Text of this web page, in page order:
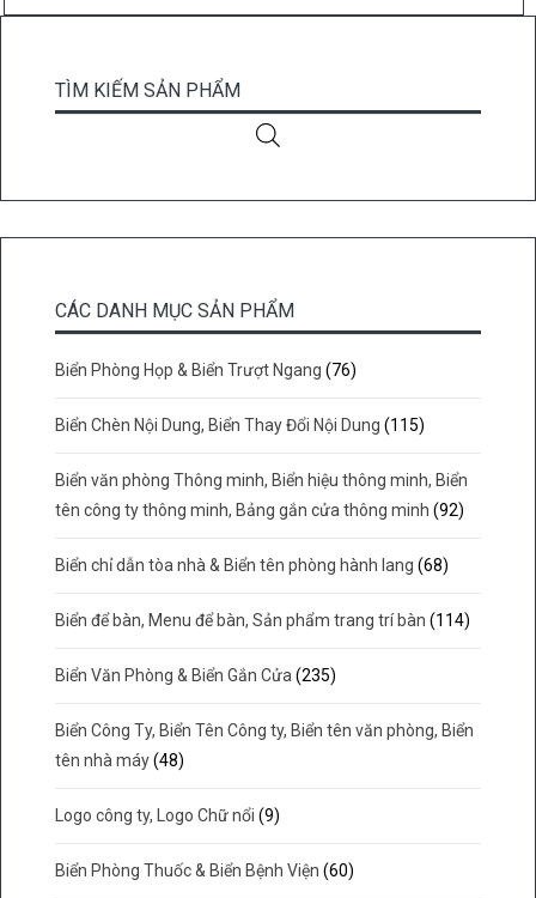
TÌM KIẾM SẢN PHẨM
CÁC DANH MỤC SẢN PHẨM
Biển Phòng Họp & Biển Trượt Ngang (76)
Biển Chèn Nội Dung, Biển Thay Đổi Nội Dung (115)
Biển văn phòng Thông minh, Biển hiệu thông minh, Biển
tên công ty thông minh, Bảng gắn cửa thông minh (92)
Biển chỉ dẫn tòa nhà & Biển tên phòng hành lang (68)
Biển để bàn, Menu để bàn, Sản phẩm trang trí bàn (114)
Biển Văn Phòng & Biển Gắn Cửa (235)
Biển Công Ty, Biển Tên Công ty, Biển tên văn phòng, Biển
tên nhà máy (48)
Logo công ty, Logo Chữ nổi (9)
Biển Phòng Thuốc & Biển Bệnh Viện (60)